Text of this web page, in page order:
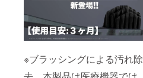
※ブラッシングによる汚れ除